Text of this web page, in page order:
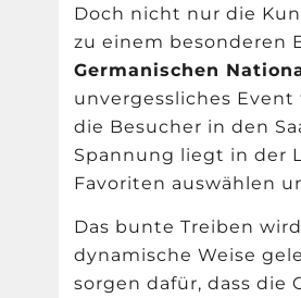
Doch nicht nur die
zu einem besonderen
Germanischen
unvergessliches
die Besucher in den
Spannung liegt in der
Favoriten auswählen
Das bunte Treiben
dynamische Weise
sorgen dafür, dass die